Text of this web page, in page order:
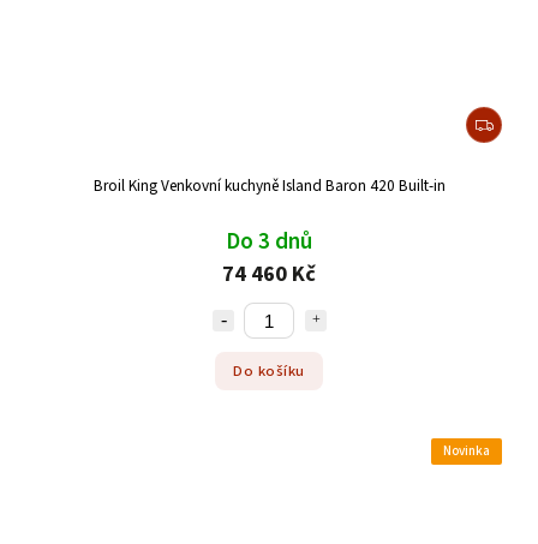
Broil King Venkovní kuchyně Island Baron 420 Built-in
Do 3 dnů
74 460 Kč
Do košíku
Novinka